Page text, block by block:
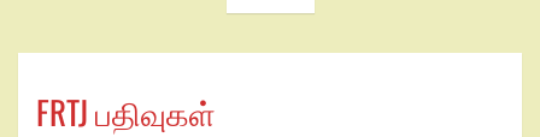
FRTJ பதிவுகள்